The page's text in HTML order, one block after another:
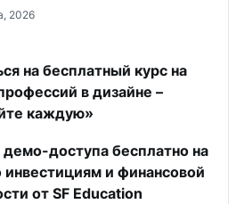
2026
на бесплатный курс на
в дизайне –
каждую»
доступа бесплатно на
инвестициям и финансовой
от SF Education